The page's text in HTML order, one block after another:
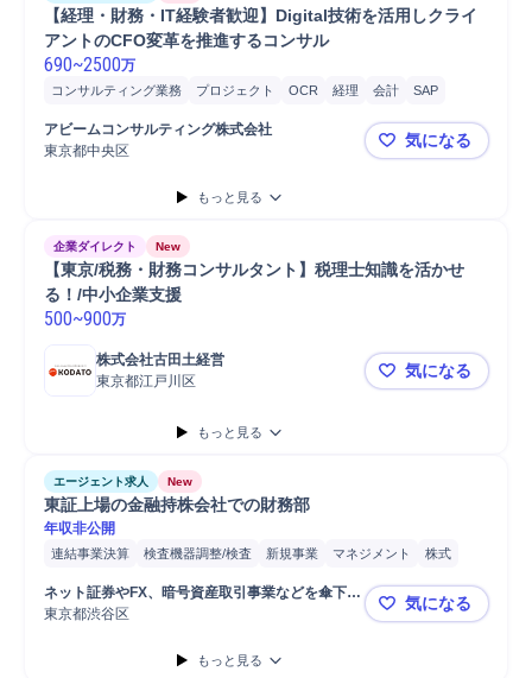
【経理・財務・IT経験者歓迎】Digital技術を活用しクライ
アントのCFO変革を推進するコンサル
690~2500万
コンサルティング業務 プロジェクト OCR 経理 会計
SAP
サイト運営/管理コンサルティン...
審査/回収
財務
企業価値向上
アビームコンサルティング株式会社
東京都中央区
【経理・財
気になる
もっと見る
企業ダイレクト New
【東京/税務・財務コンサルタント】税理士知識を活かせ
る！/中小企業支援
500~900万
株式会社古田土経営
東京都江戸川区
【東京/税務
気になる
もっと見る
エージェント求人 New
東証上場の金融持株会社での財務部
年収非公開
連結事業決算 検査機器調整/検査 新規事業 マネジメント
株式
会計 経理 業務監査
ネット証券やFX、暗号資産取引事業などを傘下に
展開する、東証上場の金融持株会社。
東京都渋谷区 東証上場の
気になる
もっと見る